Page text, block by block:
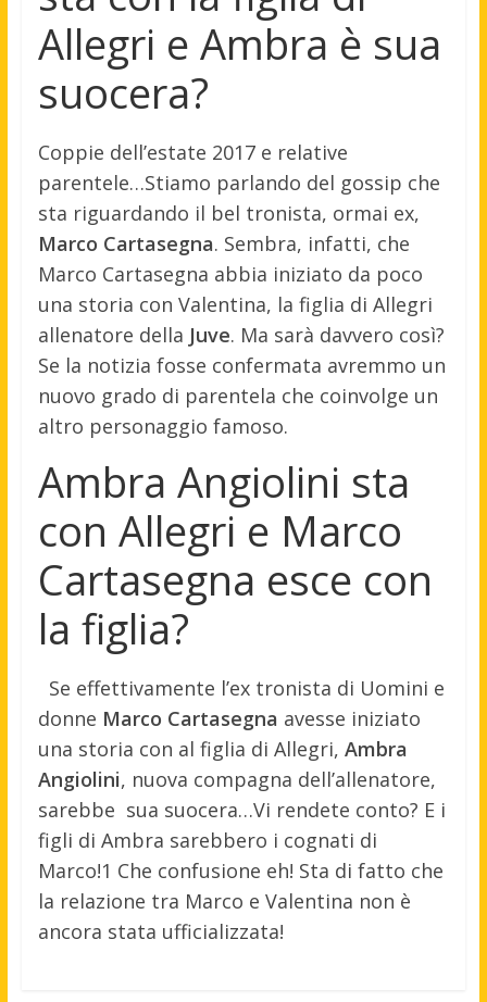
Allegri e Ambra è sua
suocera?
Coppie dell’estate 2017 e relative
parentele…Stiamo parlando del gossip che
sta riguardando il bel tronista, ormai ex,
Marco Cartasegna. Sembra, infatti, che
Marco Cartasegna abbia iniziato da poco
una storia con Valentina, la figlia di Allegri
allenatore della Juve. Ma sarà davvero così?
Se la notizia fosse confermata avremmo un
nuovo grado di parentela che coinvolge un
altro personaggio famoso.
Ambra Angiolini sta
con Allegri e Marco
Cartasegna esce con
la figlia?
Se effettivamente l’ex tronista di Uomini e
donne Marco Cartasegna avesse iniziato
una storia con al figlia di Allegri, Ambra
Angiolini, nuova compagna dell’allenatore,
sarebbe sua suocera…Vi rendete conto? E i
figli di Ambra sarebbero i cognati di
Marco!1 Che confusione eh! Sta di fatto che
la relazione tra Marco e Valentina non è
ancora stata ufficializzata!